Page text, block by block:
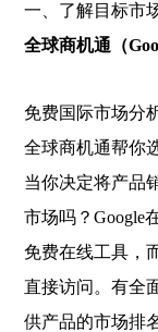
一、了解目标市
全球商机通（
免费国际市场分
全球商机通帮你
当你决定将产品
市场吗？Google
免费在线工具，
直接访问。有全
供产品的市场排